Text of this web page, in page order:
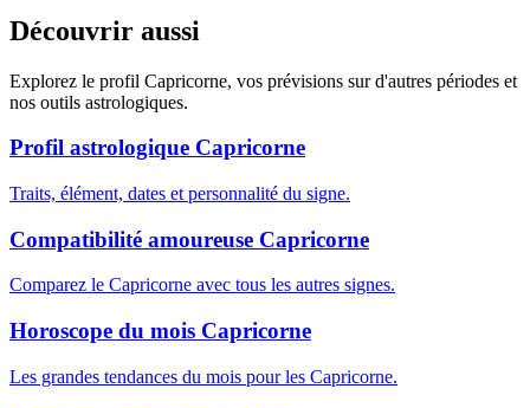
Découvrir aussi
Explorez le profil Capricorne, vos prévisions sur d'autres périodes et
nos outils astrologiques.
Profil astrologique Capricorne
Traits, élément, dates et personnalité du signe.
Compatibilité amoureuse Capricorne
Comparez le Capricorne avec tous les autres signes.
Horoscope du mois Capricorne
Les grandes tendances du mois pour les Capricorne.